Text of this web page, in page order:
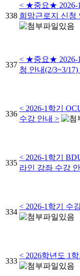
338
< ★중요★ 2026-
희망근로지 신청
337
< ★중요★ 2026-
청 안내(2/3~3/17)
336
< 2026-1학기
수강 안내 >
335
< 2026-1학기
라인 강좌 수강
334
< 2026-1학기 수
333
< 2026학년도 1